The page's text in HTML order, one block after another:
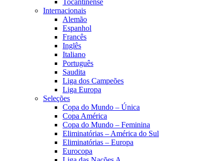
Internacionais
Alemão
Espanhol
Francês
Inglês
Italiano
Português
Saudita
Liga dos Campeões
Liga Europa
Seleções
Copa do Mundo – Única
Copa América
Copa do Mundo – Feminina
Eliminatórias – América do Sul
Eliminatórias – Europa
Eurocopa